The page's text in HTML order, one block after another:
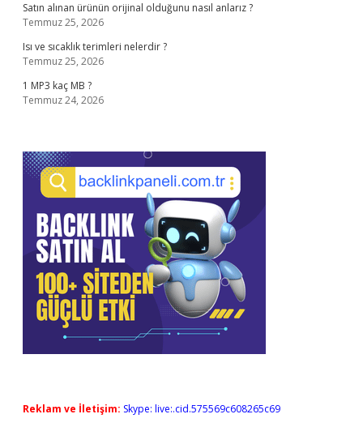
Satın alınan ürünün orijinal olduğunu nasıl anlarız ?
Temmuz 25, 2026
Isı ve sıcaklık terimleri nelerdir ?
Temmuz 25, 2026
1 MP3 kaç MB ?
Temmuz 24, 2026
Reklam ve İletişim: Skype: live:.cid.575569c608265c69